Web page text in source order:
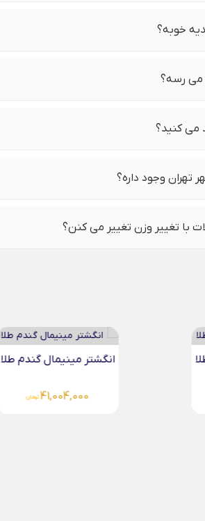
خوبه؟
می رسه؟
می کنید؟
تهران وجود داره؟
با تغییر وزن تغییر می کنن؟
دستبند چهاربرگ طلا لیزری
2,450,000 تومان